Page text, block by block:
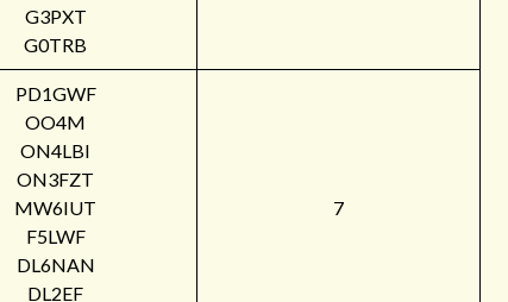
G3PXT
G0TRB
PD1GWF
OO4M
ON4LBI
ON3FZT
MW6IUT
F5LWF
DL6NAN
DL2EF
7